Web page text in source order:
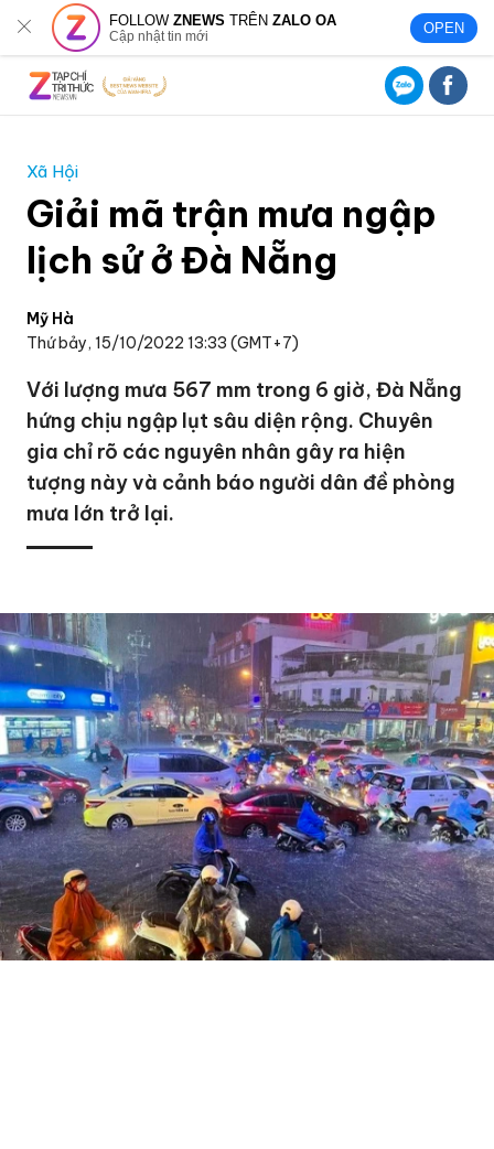
FOLLOWZNEWS TRÊNZALO OA
Cập nhật tin mới OPEN
Xã Hội
Giải mã trận mưa ngập
lịch sử ở Đà Nẵng
Mỹ Hà
Thứ bảy, 15/10/2022 13:33 (GMT+7)
Với lượng mưa 567 mm trong 6 giờ, Đà Nẵng
hứng chịu ngập lụt sâu diện rộng. Chuyên
gia chỉ rõ các nguyên nhân gây ra hiện
tượng này và cảnh báo người dân đề phòng
mưa lớn trở lại.